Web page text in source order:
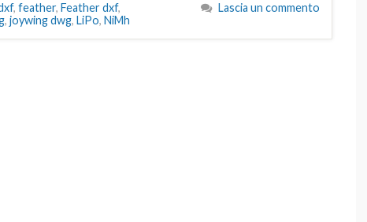
, feather, Feather dxf,
, joywing dwg, LiPo, NiMh
Lascia un commento